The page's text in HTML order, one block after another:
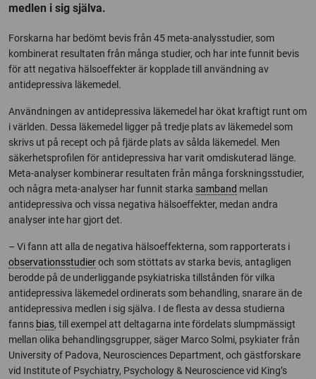
medlen i sig själva.
Forskarna har bedömt bevis från 45 meta-analysstudier, som
kombinerat resultaten från många studier, och har inte funnit bevis
för att negativa hälsoeffekter är kopplade till användning av
antidepressiva läkemedel.
Användningen av antidepressiva läkemedel har ökat kraftigt runt om
i världen. Dessa läkemedel ligger på tredje plats av läkemedel som
skrivs ut på recept och på fjärde plats av sålda läkemedel. Men
säkerhetsprofilen för antidepressiva har varit omdiskuterad länge.
Meta-analyser kombinerar resultaten från många forskningsstudier,
och några meta-analyser har funnit starka samband mellan
antidepressiva och vissa negativa hälsoeffekter, medan andra
analyser inte har gjort det.
– Vi fann att alla de negativa hälsoeffekterna, som rapporterats i
observationsstudieroch som stöttats av starka bevis, antagligen
berodde på de underliggande psykiatriska tillstånden för vilka
antidepressiva läkemedel ordinerats som behandling, snarare än de
antidepressiva medlen i sig själva. I de flesta av dessa studierna
fanns bias, till exempel att deltagarna inte fördelats slumpmässigt
mellan olika behandlingsgrupper, säger Marco Solmi, psykiater från
University of Padova, Neurosciences Department, och gästforskare
vid Institute of Psychiatry, Psychology & Neuroscience vid King’s